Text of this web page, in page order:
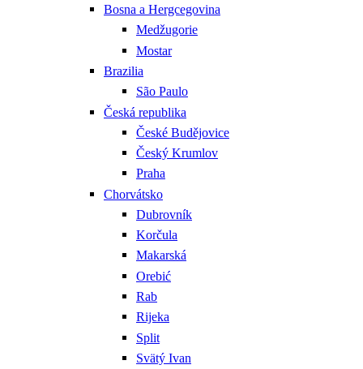
Bosna a Hergcegovina
Medžugorie
Mostar
Brazilia
São Paulo
Česká republika
České Budějovice
Český Krumlov
Praha
Chorvátsko
Dubrovník
Korčula
Makarská
Orebić
Rab
Rijeka
Split
Svätý Ivan